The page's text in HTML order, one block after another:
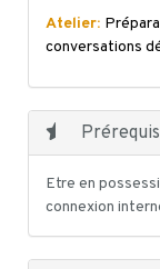
Atelier:
conversations
Prérequis
Etre en
connexion